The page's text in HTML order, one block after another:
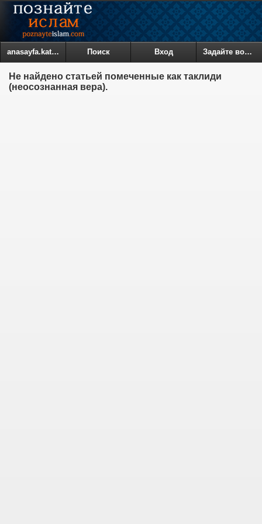
anasayfa.kategoriler Поиск Вход Задайте вопрос
Не найдено статьей помеченные как таклиди
(неосознанная вера).